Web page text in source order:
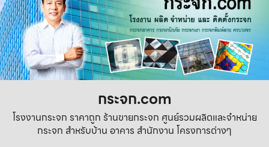
กระจก.com
โรงงานกระจก ราคาถูก ร้านขายกระจก ศูนย์รวมผลิตและจำหน่าย
กระจก สำหรับบ้าน อาคาร สำนักงาน โครงการต่างๆ